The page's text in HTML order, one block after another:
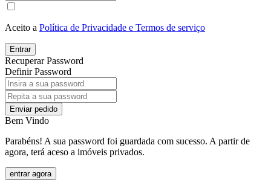
Aceito a Política de Privacidade e Termos de serviço
Entrar
Recuperar Password
Definir Password
Enviar pedido
Bem Vindo
Parabéns! A sua password foi guardada com sucesso. A partir de
agora, terá aceso a imóveis privados.
entrar agora